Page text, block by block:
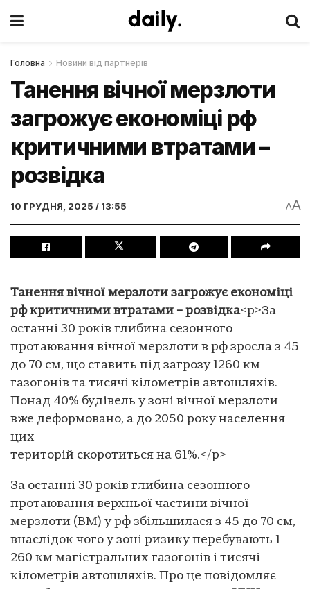
Головна Новини від партнерів
Танення вічної мерзлоти
загрожує економіці рф
критичними втратами –
розвідка
10 ГРУДНЯ, 2025 / 13:55 AA
Танення вічної мерзлоти загрожує економіці
рф критичними втратами – розвідка<p>За
останні 30 років глибина сезонного
протаювання вічної мерзлоти в рф зросла з 45
до 70 см, що ставить під загрозу 1260 км
газогонів та тисячі кілометрів автошляхів.
Понад 40% будівель у зоні вічної мерзлоти
вже деформовано, а до 2050 року населення
цих
територій скоротиться на 61%.</p>
За останні 30 років глибина сезонного
протаювання верхньої частини вічної
мерзлоти (ВМ) у рф збільшилася з 45 до 70 см,
внаслідок чого у зоні ризику перебувають 1
260 км магістральних газогонів і тисячі
кілометрів автошляхів. Про це повідомляє